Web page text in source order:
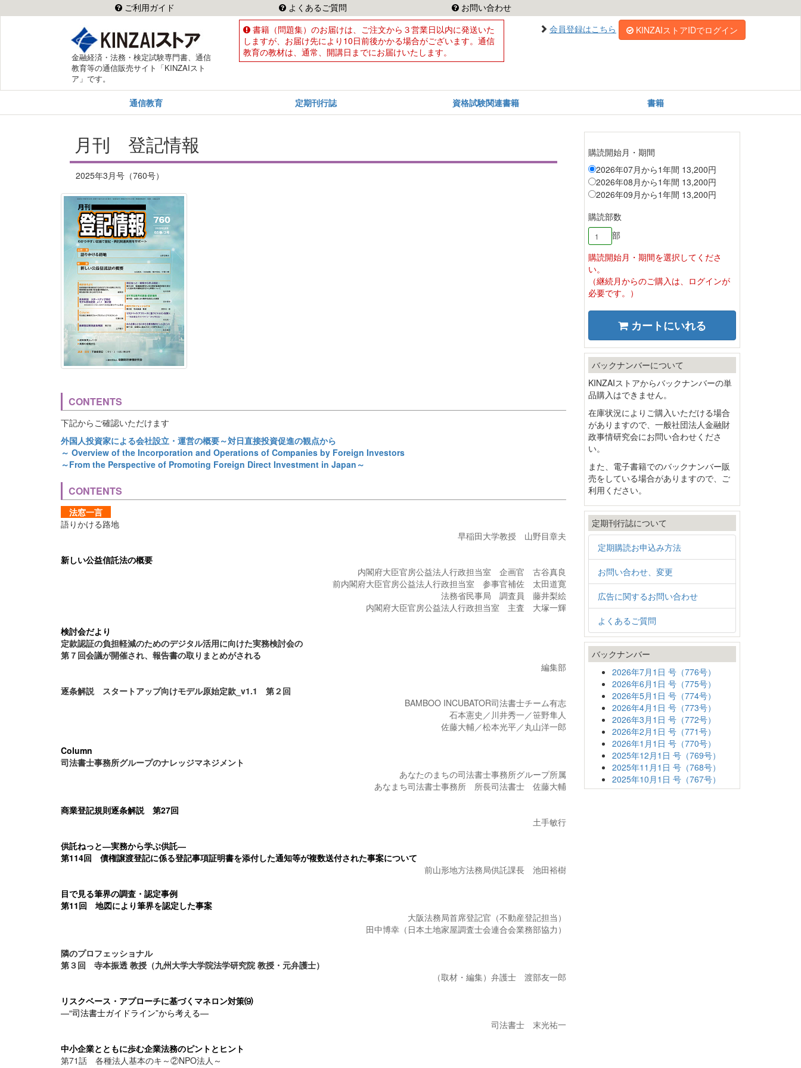
ご利用ガイド よくあるご質問 お問い合わせ
金融経済・法務・検定試験専門書、通信
教育等の通信販売サイト「KINZAIスト
ア」です。
書籍（問題集）のお届けは、ご注文から３営業日以内に発送いた
しますが、お届け先により10日前後かかる場合がございます。通信
教育の教材は、通常、開講日までにお届けいたします。
会員登録はこちら KINZAIストアIDでログイン
通信教育 定期刊行誌 資格試験関連書籍 書籍
月刊 登記情報
2025年3月号（760号）
CONTENTS
下記からご確認いただけます
外国人投資家による会社設立・運営の概要～対日直接投資促進の観点から
～ Overview of the Incorporation and Operations of Companies by Foreign Investors
～From the Perspective of Promoting Foreign Direct Investment in Japan～
CONTENTS
法窓一言
語りかける路地
早稲田大学教授 山野目章夫
新しい公益信託法の概要
内閣府大臣官房公益法人行政担当室 企画官 古谷真良
前内閣府大臣官房公益法人行政担当室 参事官補佐 太田道寛
法務省民事局 調査員 藤井梨絵
内閣府大臣官房公益法人行政担当室 主査 大塚一輝
検討会だより
定款認証の負担軽減のためのデジタル活用に向けた実務検討会の
第７回会議が開催され、報告書の取りまとめがされる
編集部
逐条解説 スタートアップ向けモデル原始定款_v1.1 第２回
BAMBOO INCUBATOR司法書士チーム有志
石本憲史／川井秀一／笹野隼人
佐藤大輔／松本光平／丸山洋一郎
Column
司法書士事務所グループのナレッジマネジメント
あなたのまちの司法書士事務所グループ所属
あなまち司法書士事務所 所長司法書士 佐藤大輔
商業登記規則逐条解説 第27回
土手敏行
供託ねっと―実務から学ぶ供託―
第114回 債権譲渡登記に係る登記事項証明書を添付した通知等が複数送付された事案について
前山形地方法務局供託課長 池田裕樹
目で見る筆界の調査・認定事例
第11回 地図により筆界を認定した事案
大阪法務局首席登記官（不動産登記担当）
田中博幸（日本土地家屋調査士会連合会業務部協力）
隣のプロフェッショナル
第３回 寺本振透 教授（九州大学大学院法学研究院 教授・元弁護士）
（取材・編集）弁護士 渡部友一郎
リスクベース・アプローチに基づくマネロン対策⑼
―“司法書士ガイドライン”から考える―
司法書士 末光祐一
中小企業とともに歩む企業法務のピントとヒント
第71話 各種法人基本のキ～②NPO法人～
購読開始月・期間
2026年07月から1年間 13,200円
2026年08月から1年間 13,200円
2026年09月から1年間 13,200円
購読部数
部
購読開始月・期間を選択してくださ
い。
（継続月からのご購入は、ログインが
必要です。）
カートにいれる
バックナンバーについて
KINZAIストアからバックナンバーの単
品購入はできません。
在庫状況によりご購入いただける場合
がありますので、一般社団法人金融財
政事情研究会にお問い合わせくださ
い。
また、電子書籍でのバックナンバー販
売をしている場合がありますので、ご
利用ください。
定期刊行誌について
定期購読お申込み方法
お問い合わせ、変更
広告に関するお問い合わせ
よくあるご質問
バックナンバー
2026年7月1日 号（776号）
2026年6月1日 号（775号）
2026年5月1日 号（774号）
2026年4月1日 号（773号）
2026年3月1日 号（772号）
2026年2月1日 号（771号）
2026年1月1日 号（770号）
2025年12月1日 号（769号）
2025年11月1日 号（768号）
2025年10月1日 号（767号）